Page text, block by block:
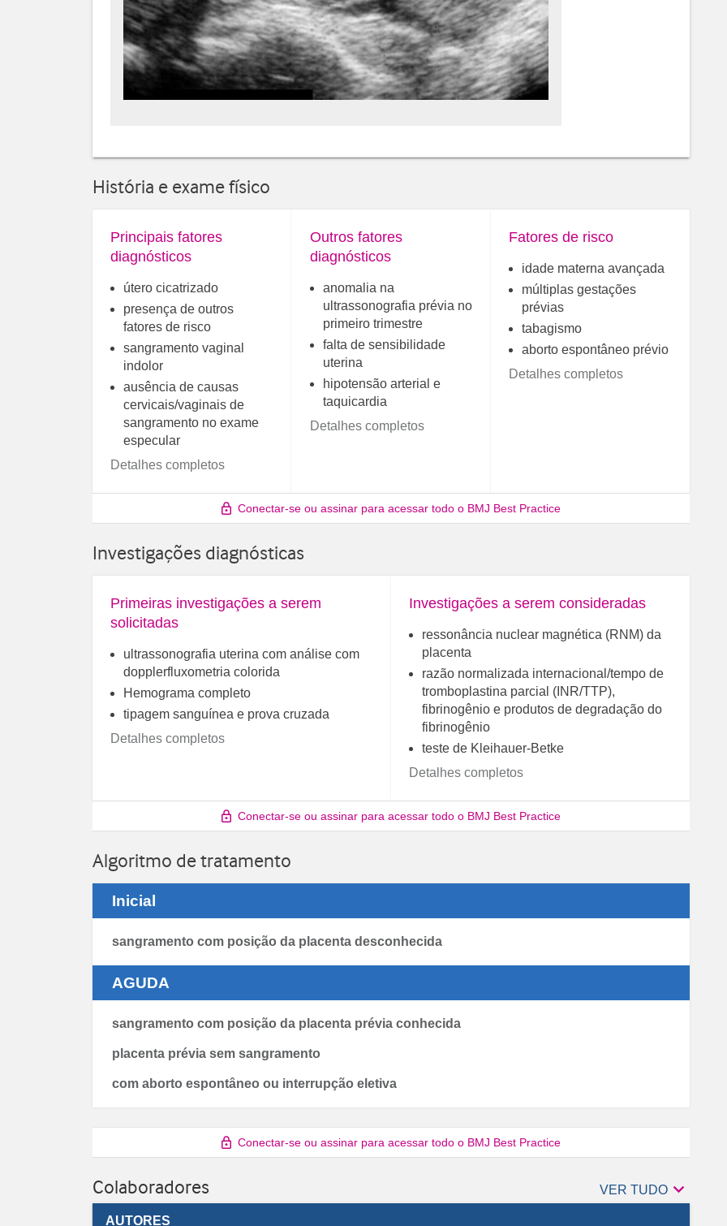
História e exame físico
Principais fatores
diagnósticos
útero cicatrizado
presença de outros
fatores de risco
sangramento vaginal
indolor
ausência de causas
cervicais/vaginais de
sangramento no exame
especular
Detalhes completos
Outros fatores
diagnósticos
anomalia na
ultrassonografia prévia no
primeiro trimestre
falta de sensibilidade
uterina
hipotensão arterial e
taquicardia
Detalhes completos
Fatores de risco
idade materna avançada
múltiplas gestações
prévias
tabagismo
aborto espontâneo prévio
Detalhes completos
Conectar-se ou assinar para acessar todo o BMJ Best Practice
Investigações diagnósticas
Primeiras investigações a serem
solicitadas
ultrassonografia uterina com análise com
dopplerfluxometria colorida
Hemograma completo
tipagem sanguínea e prova cruzada
Detalhes completos
Investigações a serem consideradas
ressonância nuclear magnética (RNM) da
placenta
razão normalizada internacional/tempo de
tromboplastina parcial (INR/TTP),
fibrinogênio e produtos de degradação do
fibrinogênio
teste de Kleihauer-Betke
Detalhes completos
Conectar-se ou assinar para acessar todo o BMJ Best Practice
Algoritmo de tratamento
Inicial
sangramento com posição da placenta desconhecida
AGUDA
sangramento com posição da placenta prévia conhecida
placenta prévia sem sangramento
com aborto espontâneo ou interrupção eletiva
Conectar-se ou assinar para acessar todo o BMJ Best Practice
Colaboradores VER TUDOAutores

AUTORES